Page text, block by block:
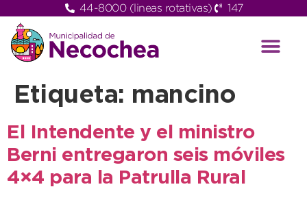
44-8000 (lineas rotativas) 147
Etiqueta: mancino
El Intendente y el ministro
Berni entregaron seis móviles
4×4 para la Patrulla Rural